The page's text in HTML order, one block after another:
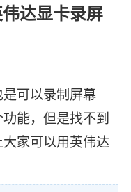
达显卡录屏
可以录制屏幕
能，但是找不到
家可以用英伟达